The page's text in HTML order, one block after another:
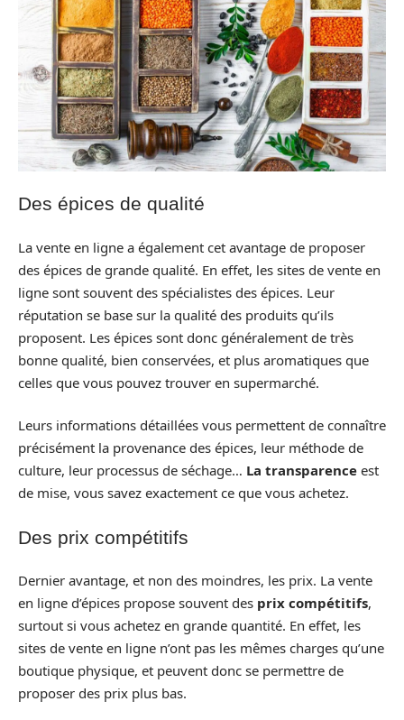
Des épices de qualité
La vente en ligne a également cet avantage de proposer
des épices de grande qualité. En effet, les sites de vente en
ligne sont souvent des spécialistes des épices. Leur
réputation se base sur la qualité des produits qu’ils
proposent. Les épices sont donc généralement de très
bonne qualité, bien conservées, et plus aromatiques que
celles que vous pouvez trouver en supermarché.
Leurs informations détaillées vous permettent de connaître
précisément la provenance des épices, leur méthode de
culture, leur processus de séchage… La transparence est
de mise, vous savez exactement ce que vous achetez.
Des prix compétitifs
Dernier avantage, et non des moindres, les prix. La vente
en ligne d’épices propose souvent des prix compétitifs,
surtout si vous achetez en grande quantité. En effet, les
sites de vente en ligne n’ont pas les mêmes charges qu’une
boutique physique, et peuvent donc se permettre de
proposer des prix plus bas.